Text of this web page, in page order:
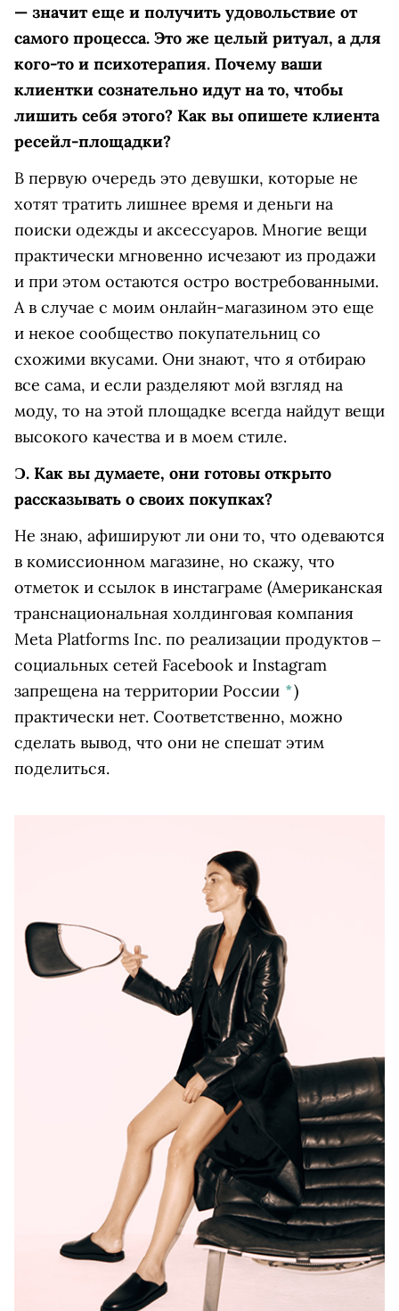
— значит еще и получить удовольствие от
самого процесса. Это же целый ритуал, а для
кого-то и психотерапия. Почему ваши
клиентки сознательно идут на то, чтобы
лишить себя этого? Как вы опишете клиента
ресейл-площадки?
В первую очередь это девушки, которые не
хотят тратить лишнее время и деньги на
поиски одежды и аксессуаров. Многие вещи
практически мгновенно исчезают из продажи
и при этом остаются остро востребованными.
А в случае с моим онлайн-магазином это еще
и некое сообщество покупательниц со
схожими вкусами. Они знают, что я отбираю
все сама, и если разделяют мой взгляд на
моду, то на этой площадке всегда найдут вещи
высокого качества и в моем стиле.
Ɔ. Как вы думаете, они готовы открыто
рассказывать о своих покупках?
Не знаю, афишируют ли они то, что одеваются
в комиссионном магазине, но скажу, что
отметок и ссылок в инстаграме (Американская
транснациональная холдинговая компания
Meta Platforms Inc. по реализации продуктов ‒
социальных сетей Facebook и Instagram
запрещена на территории России *)
практически нет. Соответственно, можно
сделать вывод, что они не спешат этим
поделиться.